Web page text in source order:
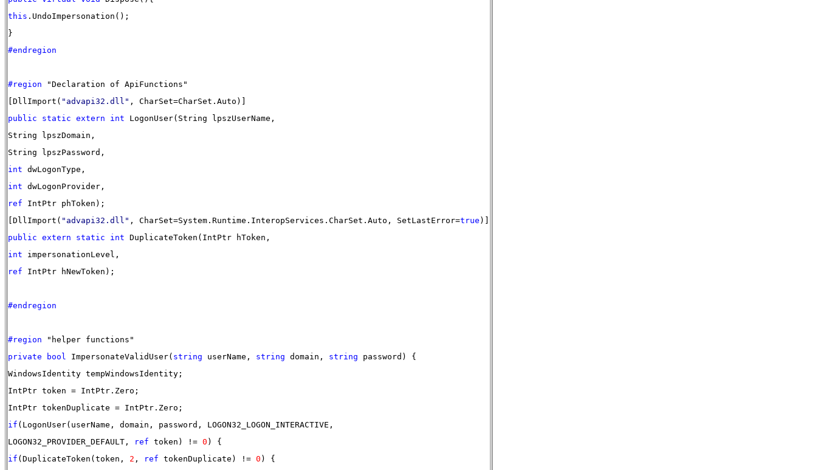
this .UndoImpersonation();
}
#endregion
#region "Declaration of ApiFunctions"
[DllImport( "advapi32.dll" , CharSet=CharSet.Auto)]
public
static extern int LogonUser(String lpszUserName,
String lpszDomain,
String lpszPassword,
int dwLogonType,
int dwLogonProvider,
ref IntPtr phToken);
[DllImport( "advapi32.dll" , CharSet=System.Runtime.InteropServices.CharSet.Auto, SetLastError=true )]
public extern static int DuplicateToken(IntPtr hToken,
int impersonationLevel,
ref IntPtr hNewToken);
#endregion
#region "helper functions"
private
bool ImpersonateValidUser( string userName, string domain, string password) {
WindowsIdentity tempWindowsIdentity;
IntPtr token = IntPtr.Zero;
IntPtr tokenDuplicate = IntPtr.Zero;
if (LogonUser(userName, domain, password, LOGON32_LOGON_INTERACTIVE,
LOGON32_PROVIDER_DEFAULT,
ref token) != 0 ) {
if (DuplicateToken(token, 2 , ref tokenDuplicate) != 0 ) {